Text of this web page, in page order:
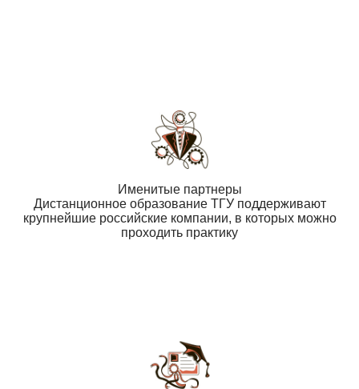
Именитые партнеры
Дистанционное образование ТГУ поддерживают
крупнейшие российские компании, в которых можно
проходить практику